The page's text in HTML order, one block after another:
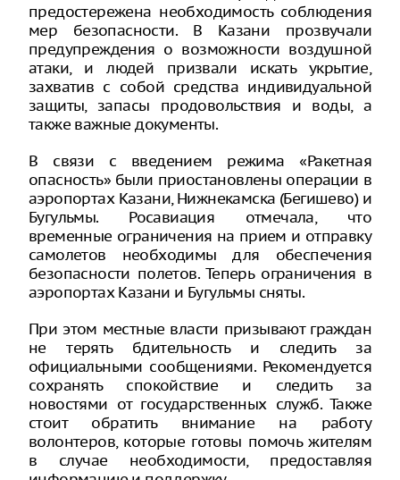
предостережена необходимость соблюдения
мер безопасности. В Казани прозвучали
предупреждения о возможности воздушной
атаки, и людей призвали искать укрытие,
захватив с собой средства индивидуальной
защиты, запасы продовольствия и воды, а
также важные документы.
В связи с введением режима «Ракетная
опасность» были приостановлены операции в
аэропортах Казани, Нижнекамска (Бегишево) и
Бугульмы. Росавиация отмечала, что
временные ограничения на прием и отправку
самолетов необходимы для обеспечения
безопасности полетов. Теперь ограничения в
аэропортах Казани и Бугульмы сняты.
При этом местные власти призывают граждан
не терять бдительность и следить за
официальными сообщениями. Рекомендуется
сохранять спокойствие и следить за
новостями от государственных служб. Также
стоит обратить внимание на работу
волонтеров, которые готовы помочь жителям
в случае необходимости, предоставляя